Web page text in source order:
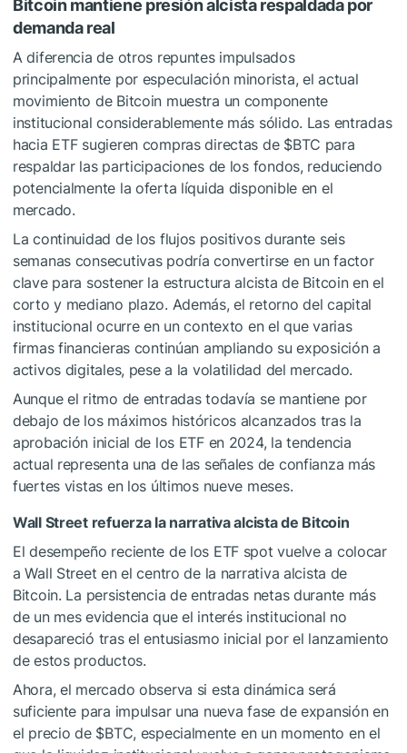
Bitcoin mantiene presión alcista respaldada por
demanda real
A diferencia de otros repuntes impulsados
principalmente por especulación minorista, el actual
movimiento de Bitcoin muestra un componente
institucional considerablemente más sólido. Las entradas
hacia ETF sugieren compras directas de $BTC para
respaldar las participaciones de los fondos, reduciendo
potencialmente la oferta líquida disponible en el
mercado.
La continuidad de los flujos positivos durante seis
semanas consecutivas podría convertirse en un factor
clave para sostener la estructura alcista de Bitcoin en el
corto y mediano plazo. Además, el retorno del capital
institucional ocurre en un contexto en el que varias
firmas financieras continúan ampliando su exposición a
activos digitales, pese a la volatilidad del mercado.
Aunque el ritmo de entradas todavía se mantiene por
debajo de los máximos históricos alcanzados tras la
aprobación inicial de los ETF en 2024, la tendencia
actual representa una de las señales de confianza más
fuertes vistas en los últimos nueve meses.
Wall Street refuerza la narrativa alcista de Bitcoin
El desempeño reciente de los ETF spot vuelve a colocar
a Wall Street en el centro de la narrativa alcista de
Bitcoin. La persistencia de entradas netas durante más
de un mes evidencia que el interés institucional no
desapareció tras el entusiasmo inicial por el lanzamiento
de estos productos.
Ahora, el mercado observa si esta dinámica será
suficiente para impulsar una nueva fase de expansión en
el precio de $BTC, especialmente en un momento en el